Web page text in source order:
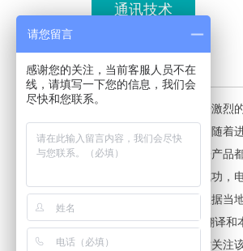
通讯技术
电子及通信业是全球竞争激烈的
本和开拓新市场的双重机会。随着
通信（通讯）设备和电子产
步伐。为了在全球市场获得成功
业惯例。同时，他们还必须根据当
泰柯翻译公司是专业的翻译和
及通信领域的本地化人员时时关注
请您留言
感谢您的关注，当前客服人员不在
线，请填写一下您的信息，我们会
尽快和您联系。